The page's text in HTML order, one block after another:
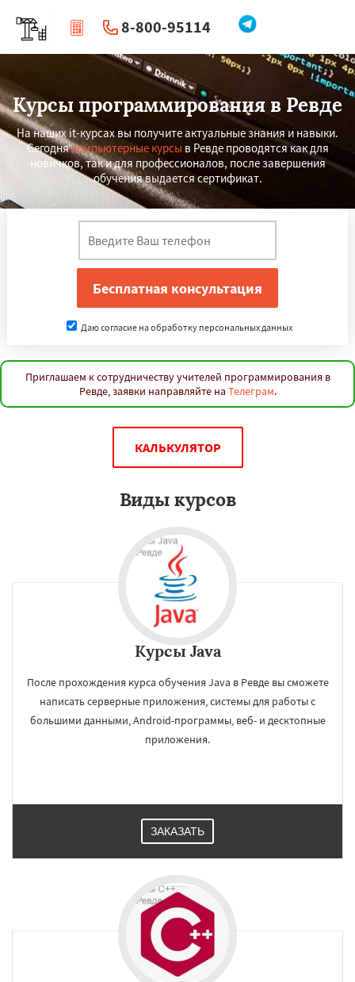
8-800-95114
| Перезвоните мне
Курсы программирования в Ревде
На наших it-курсах вы получите актуальные знания и навыки.
Сегоднякомпьютерные курсы в Ревде проводятся как для
новичков, так и для профессионалов, после завершения
обучения выдается сертификат.
Даю согласие на обработку персональных данных
Приглашаем к сотрудничеству учителей программирования в
Ревде, заявки направляйте на Телеграм.
КАЛЬКУЛЯТОР
Виды курсов
Курсы Java
После прохождения курса обучения Java в Ревде вы сможете
написать серверные приложения, системы для работы с
большими данными, Android-программы, веб- и десктопные
приложения.
ЗАКАЗАТЬ